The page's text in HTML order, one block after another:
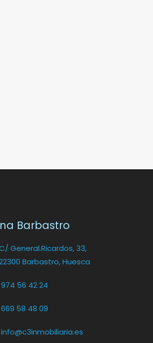
Barbastro
General.Ricardos, 33,
Barbastro, Huesca
974 56 42 24
669 58 48 09
info@c3inmobiliaria.es